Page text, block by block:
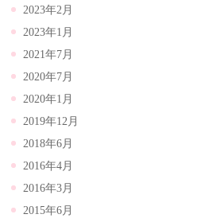
2023年2月
2023年1月
2021年7月
2020年7月
2020年1月
2019年12月
2018年6月
2016年4月
2016年3月
2015年6月